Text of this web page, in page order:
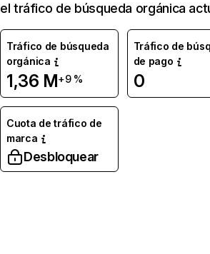
el tráfico de búsqueda orgánica
Tráfico de búsqueda
orgánica
1,36 M+9 %
Tráfico de
de pago
0
Cuota de tráfico de
marca
Desbloquear